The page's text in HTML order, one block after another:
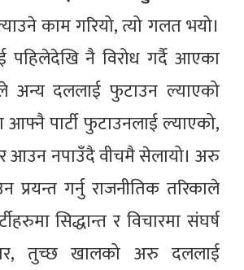
काम गरियो, त्यो गलत भयो।
पहिलेदेखि नै विरोध गर्दै आएका
अन्य दललाई फुटाउन ल्याएको
आफ्नै पार्टी फुटाउनलाई ल्याएको,
आउन नपाउँदै वीचमै सेलायो। अरु
प्रयन्त गर्नु राजनीतिक तरिकाले
सिद्धान्त र विचारमा संघर्ष
तुच्छ खालको अरु दललाई